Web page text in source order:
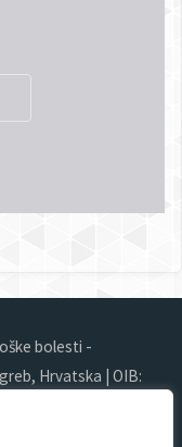
bolesti -
Hrvatska | OIB: